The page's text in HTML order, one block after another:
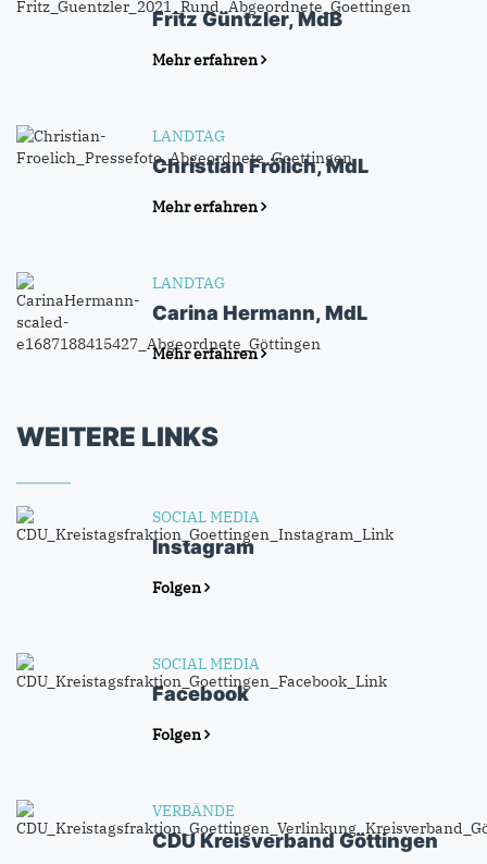
Fritz Güntzler, MdB
Mehr erfahren
LANDTAG
Christian Frölich, MdL
Mehr erfahren
LANDTAG
Carina Hermann, MdL
Mehr erfahren
WEITERE LINKS
SOCIAL MEDIA
Instagram
Folgen
SOCIAL MEDIA
Facebook
Folgen
VERBÄNDE
CDU Kreisverband Göttingen